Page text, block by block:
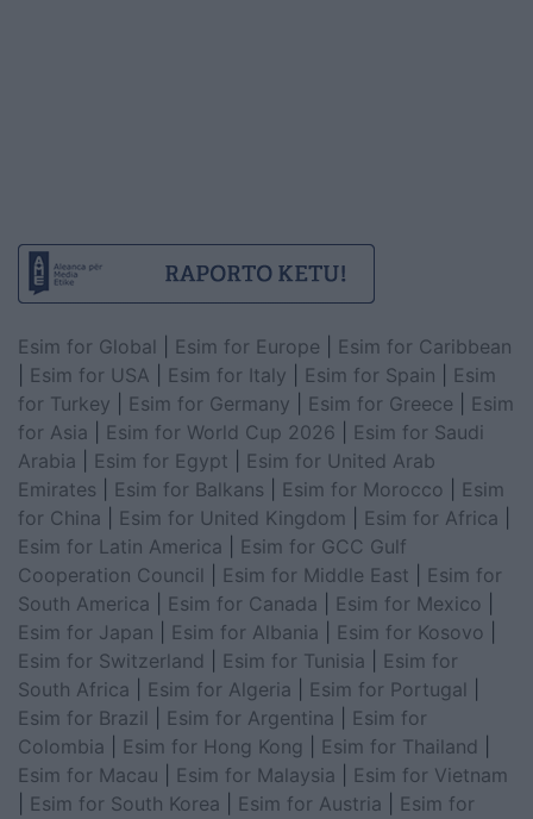
Esim for Global Esim for Europe
Esim for Caribbean
Esim for USA Esim for Italy Esim for Spain
Esim
for Turkey
Esim for Germany Esim for Greece
Esim
for Asia
Esim for World Cup 2026
Esim for Saudi
Arabia
Esim for Egypt
Esim for United Arab
Emirates
Esim for Balkans Esim for Morocco
Esim
for China
Esim for United Kingdom Esim for Africa
Esim for Latin America
Esim for GCC Gulf
Cooperation Council
Esim for Middle East
Esim for
South America
Esim for Canada Esim for Mexico
Esim for Japan
Esim for Albania Esim for Kosovo
Esim for Switzerland
Esim for Tunisia
Esim for
South Africa
Esim for Algeria Esim for Portugal
Esim for Brazil
Esim for Argentina
Esim for
Colombia
Esim for Hong Kong Esim for Thailand
Esim for Macau
Esim for Malaysia
Esim for Vietnam
Esim for South Korea Esim for Austria
Esim for